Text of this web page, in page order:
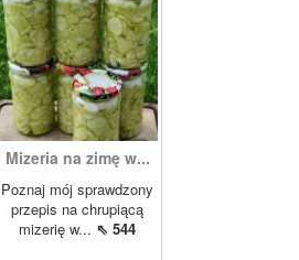
Mizeria na zimę w...
Poznaj mój sprawdzony
przepis na chrupiącą
mizerię w... ⇖ 544